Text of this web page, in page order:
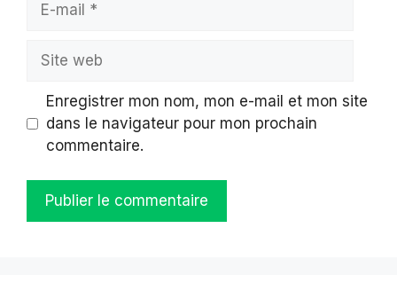
Site
Enregistrer mon nom, mon e-mail et mon site
dans le navigateur pour mon prochain
commentaire.